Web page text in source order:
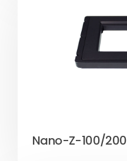
Nano-Z-100/200